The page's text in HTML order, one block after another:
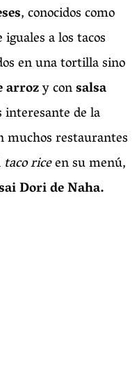
, conocidos como
a los tacos
en una tortilla sino
arrozy consalsa
de la
muchos restaurantes
taco riceen su menú,
Dori de Naha.